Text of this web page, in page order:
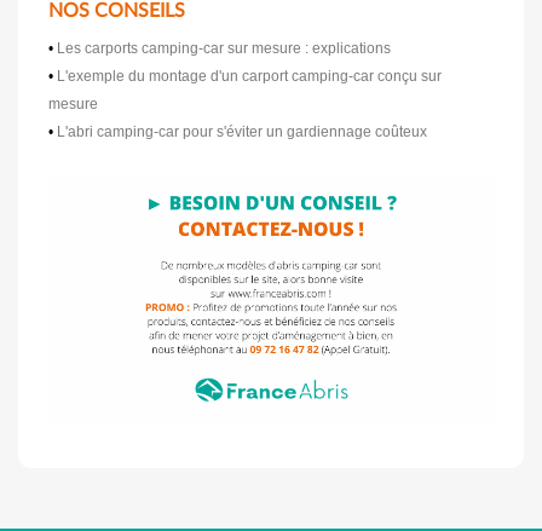
NOS CONSEILS
• Les carports camping-car sur mesure : explications
• L'exemple du montage d'un carport camping-car conçu sur
mesure
• L'abri camping-car pour s'éviter un gardiennage coûteux